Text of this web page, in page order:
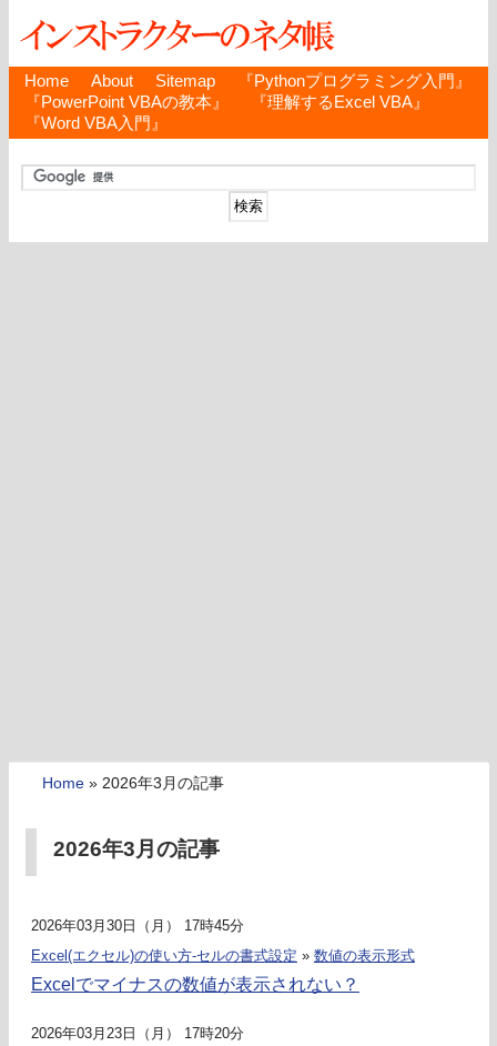
Home About Sitemap
『Pythonプログラミング入門』
『PowerPoint VBAの教本』
『理解するExcel VBA』
『Word VBA入門』
Home » 2026年3月の記事
2026年3月の記事
2026年03月30日（月） 17時45分
Excel(エクセル)の使い方-セルの書式設定 » 数値の表示形式
Excelでマイナスの数値が表示されない？
2026年03月23日（月） 17時20分